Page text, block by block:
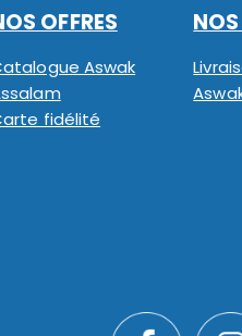
OFFRES
Aswak
fidélité